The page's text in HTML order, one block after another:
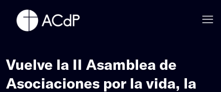
Vuelve la II Asamblea de
Asociaciones por la vida, la